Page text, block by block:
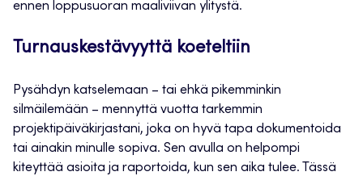
ennen loppusuoran maaliviivan ylitystä.
Turnauskestävyyttä koeteltiin
Pysähdyn katselemaan – tai ehkä pikemminkin
silmäilemään – mennyttä vuotta tarkemmin
projektipäiväkirjastani, joka on hyvä tapa dokumentoida
tai ainakin minulle sopiva. Sen avulla on helpompi
kiteyttää asioita ja raportoida, kun sen aika tulee. Tässä